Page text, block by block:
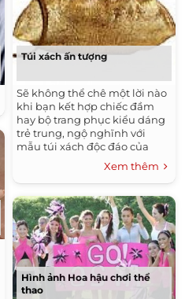
Túi xách ấn tượng
Sẽ không thể chê một lời nào
khi bạn kết hợp chiếc đầm
hay bộ trang phục kiểu dáng
trẻ trung, ngộ nghĩnh với
mẫu túi xách độc đáo của
Kate Spade, Miu Miu,
Valentino, Gucci... Một trong
thiết kế dưới đây là gợi ý cho
bạn trong ngày hội gặp mặt.
Xem thêm
Hình ảnh Hoa hậu chơi thể
thao